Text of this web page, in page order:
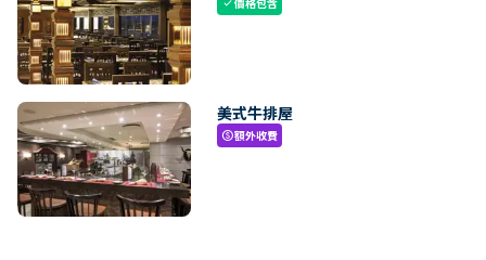
check
美式牛排屋
paid額外收費